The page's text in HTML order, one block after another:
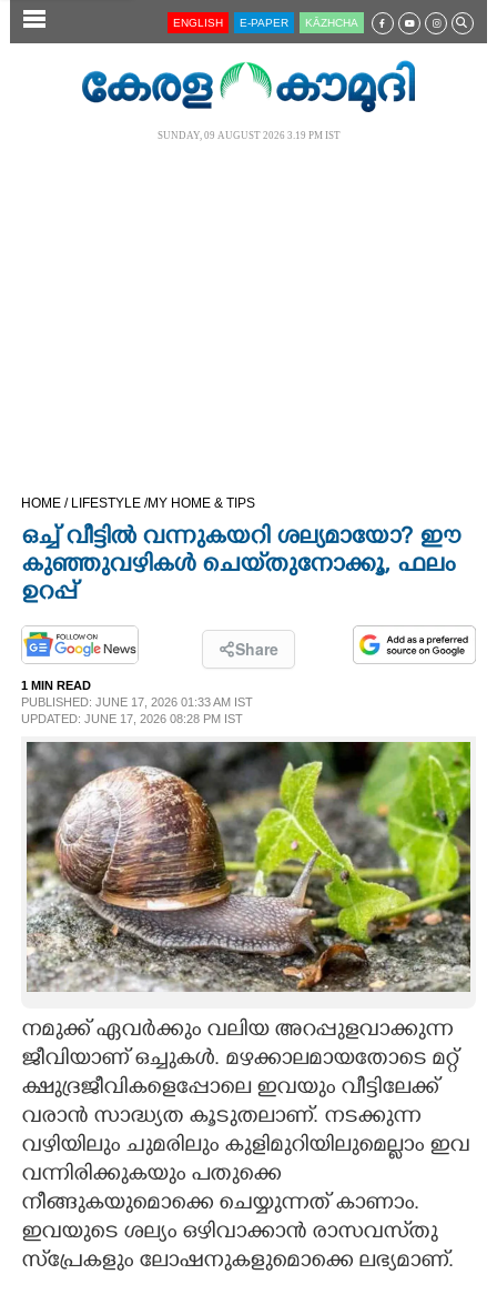
SECTIONS
OPINION
PHOTOS
LIFESTYLE
SPIRITUAL
INFO+
ART
ASTRO
CARTOONS
LITERATURE
ZOOM
CONTACT US
ENGLISH E-PAPER KĀZHCHA
SUNDAY, 09 AUGUST 2026 3.19 PM IST
HOME / LIFESTYLE /MY HOME & TIPS
ഒച്ച് വീട്ടിൽ വന്നുകയറി ശല്യമായോ? ഈ
കുഞ്ഞുവഴികൾ ചെയ്‌തുനോക്കൂ, ഫലം
ഉറപ്പ്
Share
1 MIN READ
PUBLISHED: JUNE 17, 2026 01:33 AM IST
UPDATED: JUNE 17, 2026 08:28 PM IST
നമുക്ക് ഏവർക്കും വലിയ അറപ്പുളവാക്കുന്ന
ജീവിയാണ് ഒച്ചുകൾ. മഴക്കാലമായതോടെ മറ്റ്
ക്ഷുദ്രജീവികളെപ്പോലെ ഇവയും വീട്ടിലേക്ക്
വരാൻ സാദ്ധ്യത കൂടുതലാണ്. നടക്കുന്ന
വഴിയിലും ചുമരിലും കുളിമുറിയിലുമെല്ലാം ഇവ
വന്നിരിക്കുകയും പതുക്കെ
നീങ്ങുകയുമൊക്കെ ചെയ്യുന്നത് കാണാം.
ഇവയുടെ ശല്യം ഒഴിവാക്കാൻ രാസവസ്‌തു
സ്‌പ്രേകളും ലോഷനുകളുമൊക്കെ ലഭ്യമാണ്.